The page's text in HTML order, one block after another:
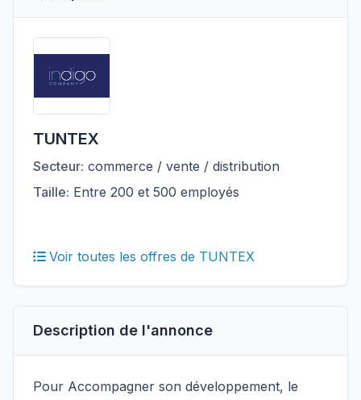
TUNTEX
Secteur: commerce / vente / distribution
Taille: Entre 200 et 500 employés
Voir toutes les offres de TUNTEX
Description de l'annonce
Pour Accompagner son développement, le